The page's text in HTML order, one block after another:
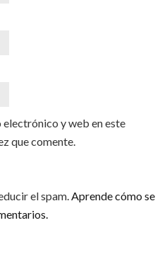
y web en este
que comente.
el spam.Aprende cómo se